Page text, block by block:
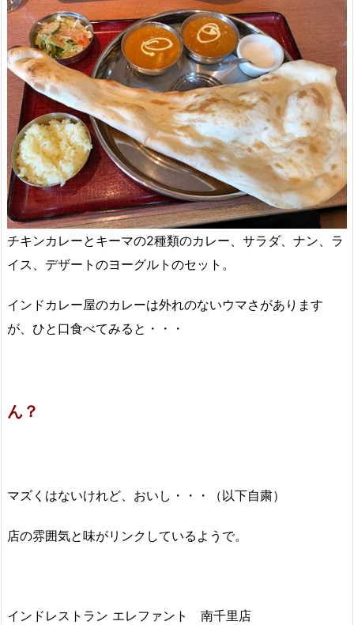
チキンカレーとキーマの2種類のカレー、サラダ、ナン、ラ
イス、デザートのヨーグルトのセット。
インドカレー屋のカレーは外れのないウマさがあります
が、ひと口食べてみると・・・
ん？
マズくはないけれど、おいし・・・（以下自粛）
店の雰囲気と味がリンクしているようで。
インドレストラン エレファント 南千里店